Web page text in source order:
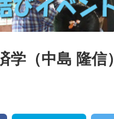
学（中島 隆信）